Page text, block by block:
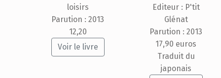
loisirs
Parution : 2013
12,20
Voir le livre
Editeur : P'tit
Glénat
Parution : 2013
17,90 euros
Traduit du
japonais